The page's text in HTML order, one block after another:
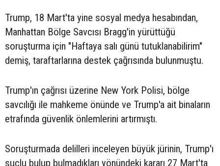
Trump, 18 Mart'ta yine sosyal medya hesabından,
Manhattan Bölge Savcısı Bragg'in yürüttüğü
soruşturma için "Haftaya salı günü tutuklanabilirim"
demiş, taraftarlarına destek çağrısında bulunmuştu.
Trump'ın çağrısı üzerine New York Polisi, bölge
savcılığı ile mahkeme önünde ve Trump'a ait binaların
etrafında güvenlik önlemlerini artırmıştı.
Soruşturmada delilleri inceleyen büyük jürinin, Trump'ı
suçlu bulup bulmadıkları yönündeki kararı 27 Mart'ta